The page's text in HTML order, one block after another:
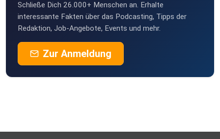
Schließe Dich 26.000+ Menschen an. Erhalte
interessante Fakten über das Podcasting, Tipps der
Redaktion, Job-Angebote, Events und mehr.
Zur Anmeldung